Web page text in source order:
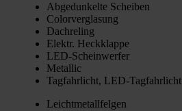
Abge­dun­kel­te Schei­ben
Color­ver­gla­sung
Dach­re­ling
Elektr. Heck­klap­pe
LED-Schein­wer­fer
Metal­lic
Tag­fahr­licht, LED-Tag­fahr­licht
Leicht­me­tall­fel­gen